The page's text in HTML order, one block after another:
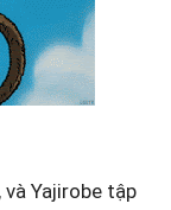
và Yajirobe tập